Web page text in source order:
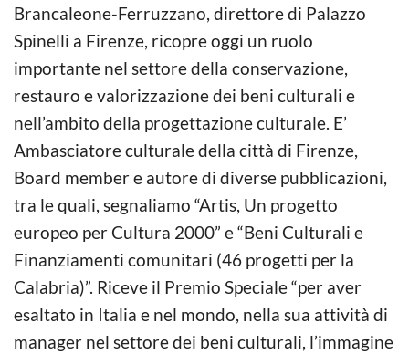
Brancaleone-Ferruzzano, direttore di Palazzo
Spinelli a Firenze, ricopre oggi un ruolo
importante nel settore della conservazione,
restauro e valorizzazione dei beni culturali e
nell’ambito della progettazione culturale. E’
Ambasciatore culturale della città di Firenze,
Board member e autore di diverse pubblicazioni,
tra le quali, segnaliamo “Artis, Un progetto
europeo per Cultura 2000” e “Beni Culturali e
Finanziamenti comunitari (46 progetti per la
Calabria)”. Riceve il Premio Speciale “per aver
esaltato in Italia e nel mondo, nella sua attività di
manager nel settore dei beni culturali, l’immagine